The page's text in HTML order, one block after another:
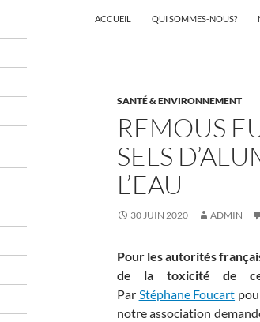
ACCUEIL QUI SOMMES-NOUS?
SANTÉ & ENVIRONNEMENT
REMOUS
SELS
L’EAU
30 JUIN 2020 ADMIN
Pour les autorités
de la toxicité de ces
Par Stéphane Foucart
notre association